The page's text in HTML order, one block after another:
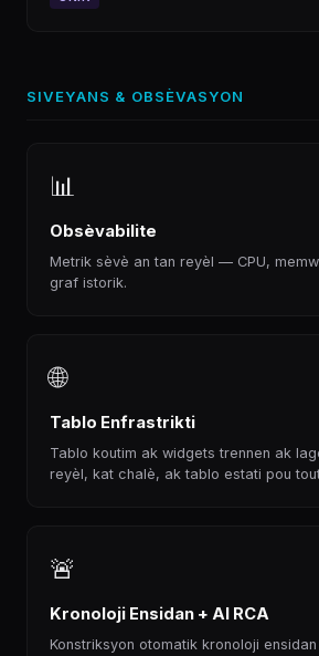
SIVEYANS & OBSÈVASYON
📊
Obsèvabilite
Metrik sèvè an tan reyèl — CPU,
graf istorik.
🌐
Tablo Enfrastrikti
Tablo koutim ak widgets trennen ak
reyèl, kat chalè, ak tablo estati pou
🚨
Kronoloji Ensidan + AI RCA
Konstriksyon otomatik kronoloji